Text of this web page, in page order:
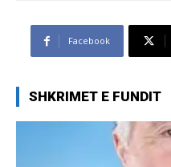
Facebook
SHKRIMET E FUNDIT